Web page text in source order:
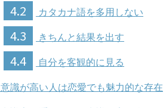
4.2 カタカナ語を多用しない
4.3 きちんと結果を出す
4.4 自分を客観的に見る
意識が高い人は恋愛でも魅力的な存在